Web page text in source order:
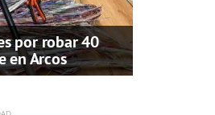
por robar 40
en Arcos